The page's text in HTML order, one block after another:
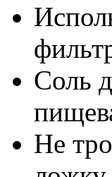
Соль
Не